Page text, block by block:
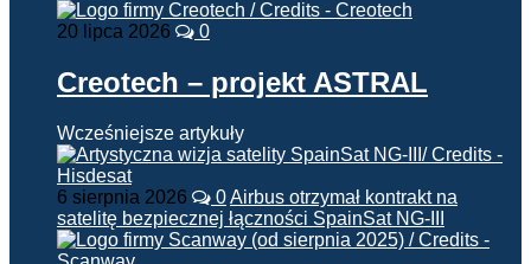
20 lipca 2026 0
Creotech – projekt ASTRAL
Wcześniejsze artykuły
6 sierpnia 2026 0Airbus otrzymał kontrakt na
satelitę bezpiecznej łączności SpainSat NG-III